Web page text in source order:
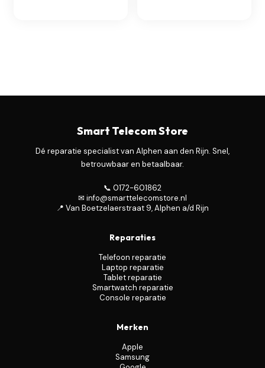
Smart Telecom Store
Dé reparatie specialist van Alphen aan den Rijn. Snel,
betrouwbaar en betaalbaar.
📞 0172-601862
✉ info@smarttelecomstore.nl
📍 Van Boetzelaerstraat 9, Alphen a/d Rijn
Reparaties
Telefoon reparatie
Laptop reparatie
Tablet reparatie
Smartwatch reparatie
Console reparatie
Merken
Apple
Samsung